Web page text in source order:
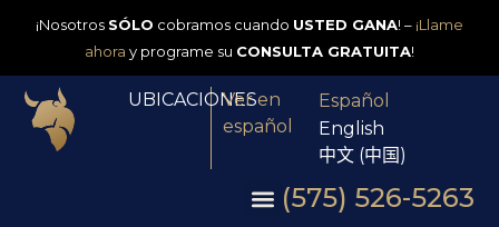
¡Nosotros SÓLO cobramos cuando USTED GANA! – ¡Llame
ahora y programe su CONSULTA GRATUITA!
UBICACIONES
Ver en
español
Español
English
中文 (中国)
(575) 526-5263